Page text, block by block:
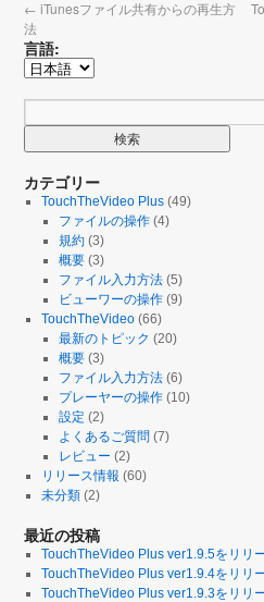
← iTunesファイル共有からの再生方
法
言語:
カテゴリー
TouchTheVideo Plus (49)
ファイルの操作(4)
規約(3)
概要(3)
ファイル入力方法(5)
ビューワーの操作(9)
TouchTheVideo (66)
最新のトピック (20)
概要(3)
ファイル入力方法(6)
プレーヤーの操作(10)
設定 (2)
よくあるご質問 (7)
レビュー (2)
リリース情報 (60)
未分類 (2)
最近の投稿
TouchTheVideo Plus ver1.9.5をリリ
TouchTheVideo Plus ver1.9.4をリリ
TouchTheVideo Plus ver1.9.3をリリ